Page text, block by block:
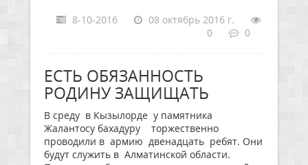
8-10-2016
08 октябрь 2016 г.
0
0
ЕСТЬ ОБЯЗАННОСТЬ
РОДИНУ ЗАЩИЩАТЬ
В среду в Кызылорде у памятника
Жалантосу бахадуру торжественно
проводили в армию двенадцать ребят. Они
будут служить в Алматинской области.